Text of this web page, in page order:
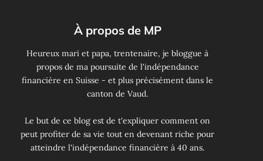
À propos de MP
Heureux mari et papa, trentenaire, je bloggue à
propos de ma poursuite de l'indépendance
financière en Suisse - et plus précisément dans le
canton de Vaud.
Le but de ce blog est de t'expliquer comment on
peut profiter de sa vie tout en devenant riche pour
atteindre l'indépendance financière à 40 ans.